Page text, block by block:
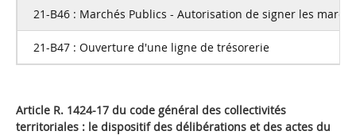
21-B46 : Marchés Publics - Autorisation de signer les
21-B47 : Ouverture d'une ligne de trésorerie
Article R. 1424-17 du code général des collectivités
territoriales : le dispositif des délibérations et des actes du